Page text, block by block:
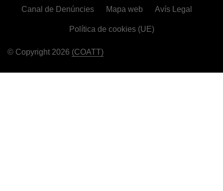
© Copyright 2026 (COATT)
Canal de Denúncies Mapa web Avís Legal
Política de cookies (UE)